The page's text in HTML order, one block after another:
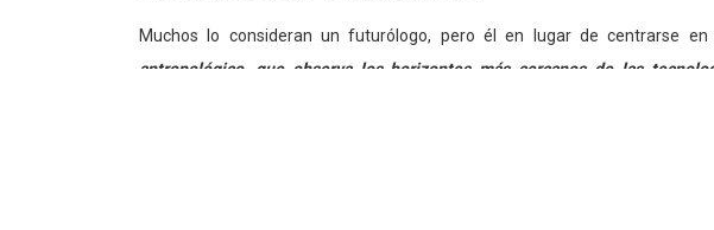
Muchos lo consideran un futurólogo, pero él en lugar de centrarse
antropológico, que observa los horizontes más cercanos de las